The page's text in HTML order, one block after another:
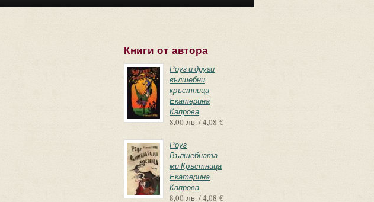
Книги от автора
Роуз и други
вълшебни
кръстници
Екатерина
Капрова
8,00 лв. / 4,08 €
Роуз
Вълшебната
ми Кръстница
Екатерина
Капрова
8,00 лв. / 4,08 €